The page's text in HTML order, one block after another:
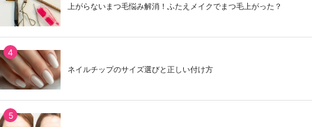
上がらないまつ毛悩み解消！ふたえメイクでまつ毛上がった？
ネイルチップのサイズ選びと正しい付け方